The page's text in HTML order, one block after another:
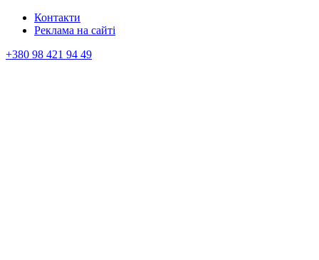
Контакти
Реклама на сайтi
+380 98 421 94 49